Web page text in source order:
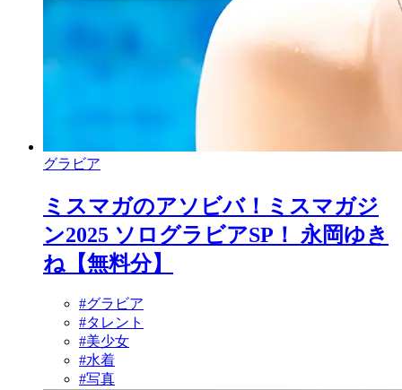
グラビア
ミスマガのアソビバ！ミスマガジ
ン2025 ソログラビアSP！ 永岡ゆき
ね【無料分】
#グラビア
#タレント
#美少女
#水着
#写真